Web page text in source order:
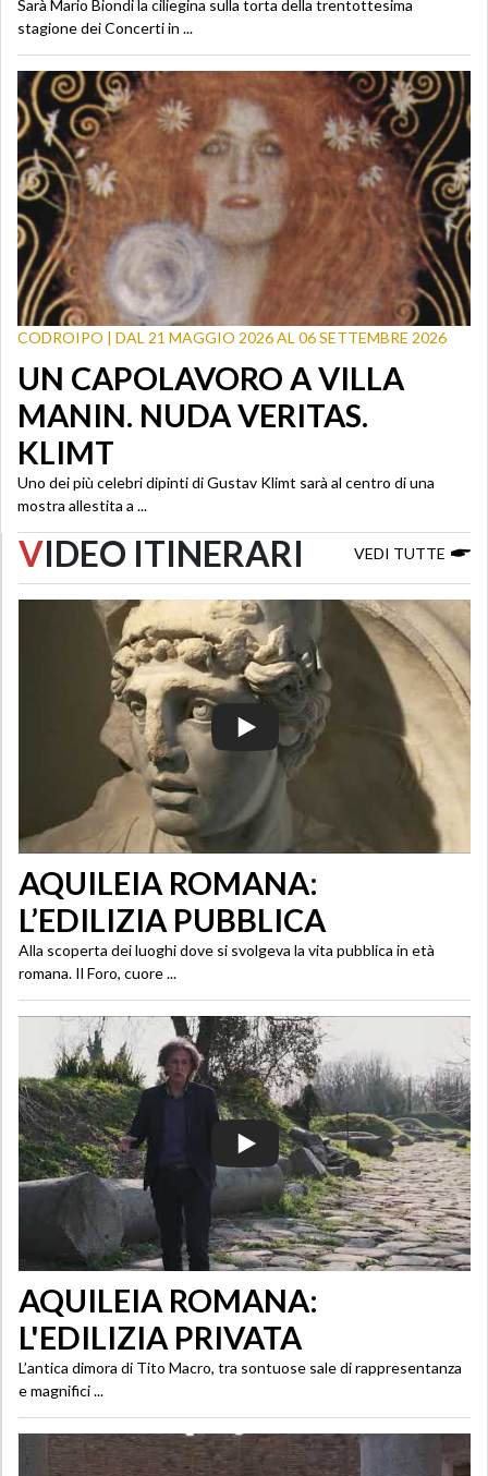
Sarà Mario Biondi la ciliegina sulla torta della trentottesima
stagione dei Concerti in ...
CODROIPO | DAL 21 MAGGIO 2026 AL 06 SETTEMBRE 2026
UN CAPOLAVORO A VILLA
MANIN. NUDA VERITAS.
KLIMT
Uno dei più celebri dipinti di Gustav Klimt sarà al centro di una
mostra allestita a ...
VIDEO ITINERARI VEDI TUTTE
AQUILEIA ROMANA:
L’EDILIZIA PUBBLICA
Alla scoperta dei luoghi dove si svolgeva la vita pubblica in età
romana. Il Foro, cuore ...
AQUILEIA ROMANA:
L'EDILIZIA PRIVATA
L’antica dimora di Tito Macro, tra sontuose sale di rappresentanza
e magnifici ...